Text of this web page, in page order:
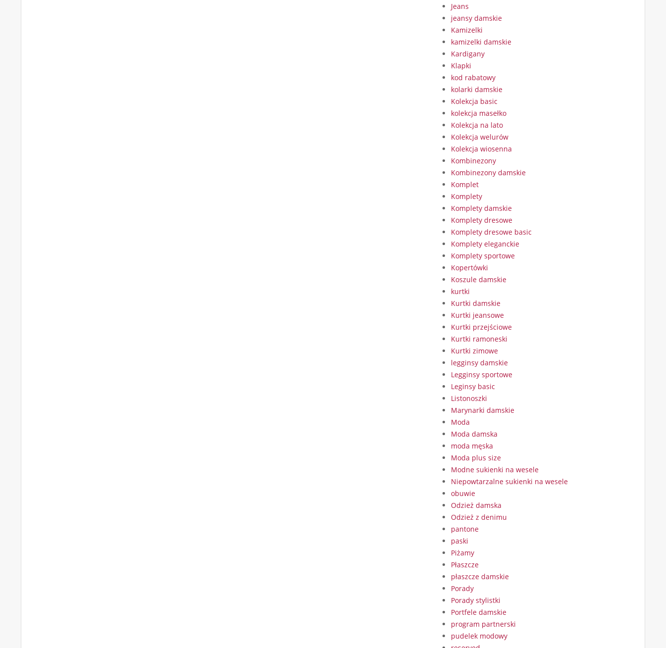
Jeans
jeansy damskie
Kamizelki
kamizelki damskie
Kardigany
Klapki
kod rabatowy
kolarki damskie
Kolekcja basic
kolekcja masełko
Kolekcja na lato
Kolekcja welurów
Kolekcja wiosenna
Kombinezony
Kombinezony damskie
Komplet
Komplety
Komplety damskie
Komplety dresowe
Komplety dresowe basic
Komplety eleganckie
Komplety sportowe
Kopertówki
Koszule damskie
kurtki
Kurtki damskie
Kurtki jeansowe
Kurtki przejściowe
Kurtki ramoneski
Kurtki zimowe
legginsy damskie
Legginsy sportowe
Leginsy basic
Listonoszki
Marynarki damskie
Moda
Moda damska
moda męska
Moda plus size
Modne sukienki na wesele
Niepowtarzalne sukienki na wesele
obuwie
Odzież damska
Odzież z denimu
pantone
paski
Piżamy
Płaszcze
płaszcze damskie
Porady
Porady stylistki
Portfele damskie
program partnerski
pudelek modowy